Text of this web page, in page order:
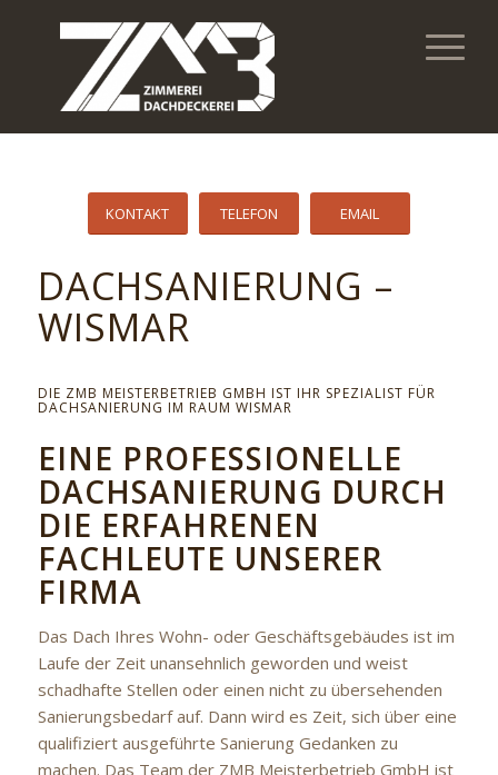
KONTAKT TELEFON EMAIL
DACHSANIERUNG –
WISMAR
DIE ZMB MEISTERBETRIEB GMBH IST IHR SPEZIALIST FÜR
DACHSANIERUNG IM RAUM WISMAR
EINE PROFESSIONELLE
DACHSANIERUNG DURCH
DIE ERFAHRENEN
FACHLEUTE UNSERER
FIRMA
Das Dach Ihres Wohn- oder Geschäftsgebäudes ist im
Laufe der Zeit unansehnlich geworden und weist
schadhafte Stellen oder einen nicht zu übersehenden
Sanierungsbedarf auf. Dann wird es Zeit, sich über eine
qualifiziert ausgeführte Sanierung Gedanken zu
machen. Das Team der ZMB Meisterbetrieb GmbH ist